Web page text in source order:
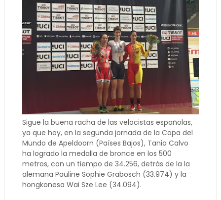
Sigue la buena racha de las velocistas españolas,
ya que hoy, en la segunda jornada de la Copa del
Mundo de Apeldoorn (Países Bajos), Tania Calvo
ha logrado la medalla de bronce en los 500
metros, con un tiempo de 34.256, detrás de la la
alemana Pauline Sophie Grabosch (33.974) y la
hongkonesa Wai Sze Lee (34.094).